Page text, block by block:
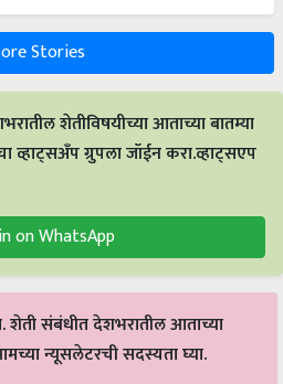
Stories
शेतीविषयीच्या आताच्या बातम्या
व्हाट्सअँप ग्रुपला जॉईन करा.व्हाट्सएप
on WhatsApp
संबंधीत देशभरातील आताच्या
न्यूसलेटरची सदस्यता घ्या.